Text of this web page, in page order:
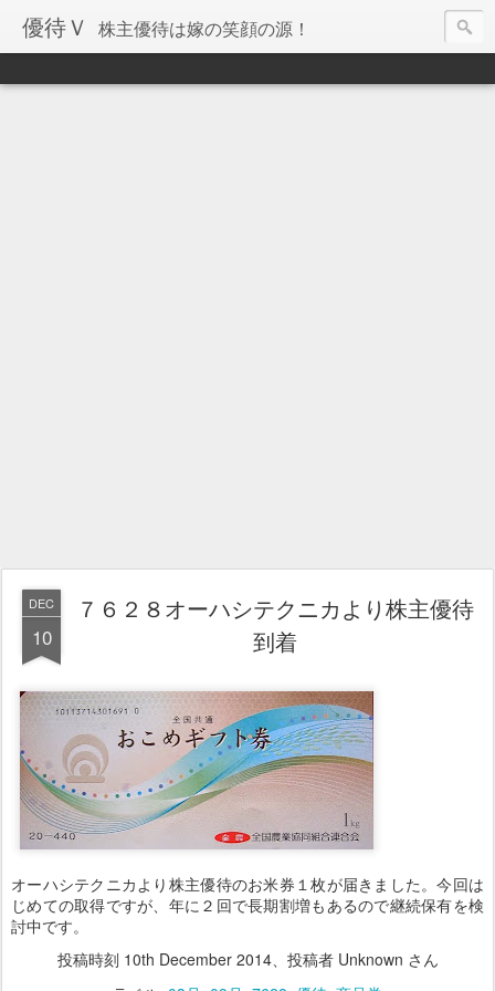
優待Ｖ 株主優待は嫁の笑顔の源！
DEC
10
７６２８オーハシテクニカより株主優待
到着
オーハシテクニカより株主優待のお米券１枚が届きました。今回は
じめての取得ですが、年に２回で長期割増もあるので継続保有を検
討中です。
投稿時刻 10th December 2014、投稿者 Unknown さん